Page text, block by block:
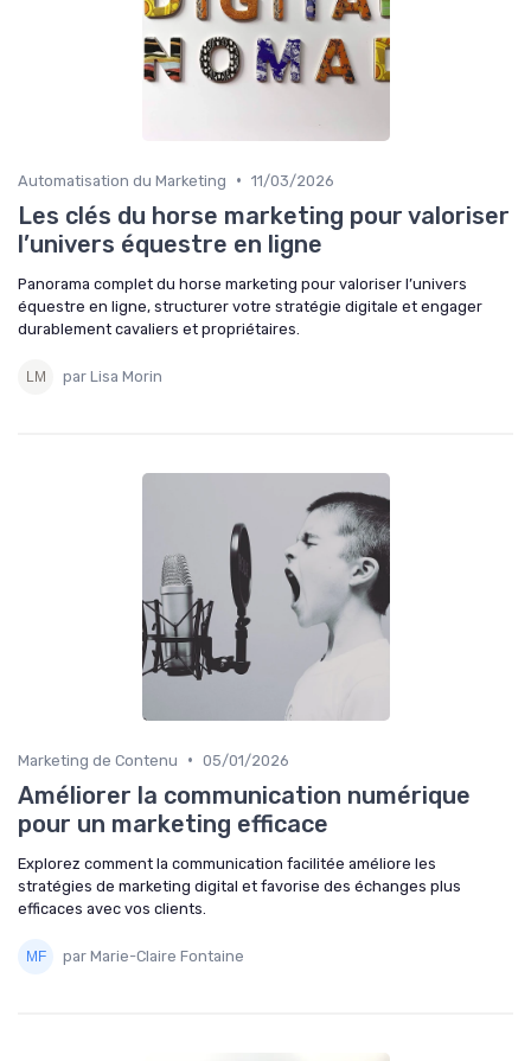
Automatisation du Marketing • 11/03/2026
Les clés du horse marketing pour valoriser
l’univers équestre en ligne
Panorama complet du horse marketing pour valoriser l’univers
équestre en ligne, structurer votre stratégie digitale et engager
durablement cavaliers et propriétaires.
par Lisa Morin
Marketing de Contenu • 05/01/2026
Améliorer la communication numérique
pour un marketing efficace
Explorez comment la communication facilitée améliore les
stratégies de marketing digital et favorise des échanges plus
efficaces avec vos clients.
par Marie-Claire Fontaine